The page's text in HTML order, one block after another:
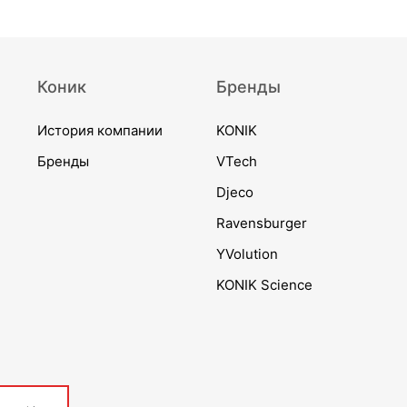
Коник
История компании
Бренды
Бренды
KONIK
VTech
Djeco
Ravensburger
YVolution
KONIK Science